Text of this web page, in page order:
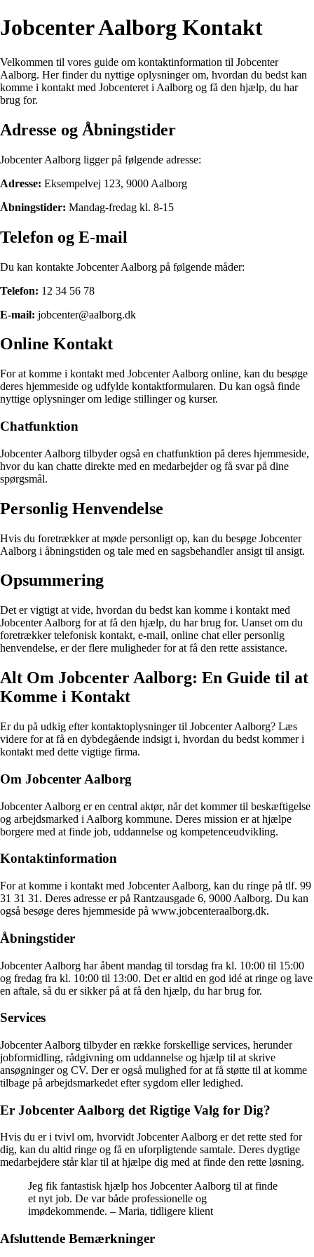
Jobcenter Aalborg Kontakt
Velkommen til vores guide om kontaktinformation til Jobcenter
Aalborg. Her finder du nyttige oplysninger om, hvordan du bedst kan
komme i kontakt med Jobcenteret i Aalborg og få den hjælp, du har
brug for.
Adresse og Åbningstider
Jobcenter Aalborg ligger på følgende adresse:
Adresse: Eksempelvej 123, 9000 Aalborg
Åbningstider: Mandag-fredag kl. 8-15
Telefon og E-mail
Du kan kontakte Jobcenter Aalborg på følgende måder:
Telefon: 12 34 56 78
E-mail: jobcenter@aalborg.dk
Online Kontakt
For at komme i kontakt med Jobcenter Aalborg online, kan du besøge
deres hjemmeside og udfylde kontaktformularen. Du kan også finde
nyttige oplysninger om ledige stillinger og kurser.
Chatfunktion
Jobcenter Aalborg tilbyder også en chatfunktion på deres hjemmeside,
hvor du kan chatte direkte med en medarbejder og få svar på dine
spørgsmål.
Personlig Henvendelse
Hvis du foretrækker at møde personligt op, kan du besøge Jobcenter
Aalborg i åbningstiden og tale med en sagsbehandler ansigt til ansigt.
Opsummering
Det er vigtigt at vide, hvordan du bedst kan komme i kontakt med
Jobcenter Aalborg for at få den hjælp, du har brug for. Uanset om du
foretrækker telefonisk kontakt, e-mail, online chat eller personlig
henvendelse, er der flere muligheder for at få den rette assistance.
Alt Om Jobcenter Aalborg: En Guide til at
Komme i Kontakt
Er du på udkig efter kontaktoplysninger til Jobcenter Aalborg? Læs
videre for at få en dybdegående indsigt i, hvordan du bedst kommer i
kontakt med dette vigtige firma.
Om Jobcenter Aalborg
Jobcenter Aalborg er en central aktør, når det kommer til beskæftigelse
og arbejdsmarked i Aalborg kommune. Deres mission er at hjælpe
borgere med at finde job, uddannelse og kompetenceudvikling.
Kontaktinformation
For at komme i kontakt med Jobcenter Aalborg, kan du ringe på tlf. 99
31 31 31. Deres adresse er på Rantzausgade 6, 9000 Aalborg. Du kan
også besøge deres hjemmeside på www.jobcenteraalborg.dk.
Åbningstider
Jobcenter Aalborg har åbent mandag til torsdag fra kl. 10:00 til 15:00
og fredag fra kl. 10:00 til 13:00. Det er altid en god idé at ringe og lave
en aftale, så du er sikker på at få den hjælp, du har brug for.
Services
Jobcenter Aalborg tilbyder en række forskellige services, herunder
jobformidling, rådgivning om uddannelse og hjælp til at skrive
ansøgninger og CV. Der er også mulighed for at få støtte til at komme
tilbage på arbejdsmarkedet efter sygdom eller ledighed.
Er Jobcenter Aalborg det Rigtige Valg for Dig?
Hvis du er i tvivl om, hvorvidt Jobcenter Aalborg er det rette sted for
dig, kan du altid ringe og få en uforpligtende samtale. Deres dygtige
medarbejdere står klar til at hjælpe dig med at finde den rette løsning.
Jeg fik fantastisk hjælp hos Jobcenter Aalborg til at finde
et nyt job. De var både professionelle og
imødekommende. – Maria, tidligere klient
Afsluttende Bemærkninger